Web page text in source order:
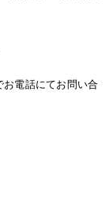
電話にてお問い合